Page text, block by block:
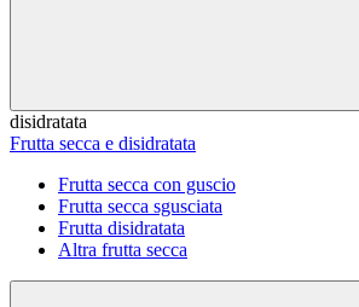
disidratata
Frutta secca e disidratata
Frutta secca con guscio
Frutta secca sgusciata
Frutta disidratata
Altra frutta secca